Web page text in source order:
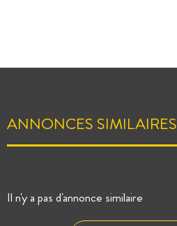
ANNONCES SIMILAIRES
Il n'y a pas d'annonce similaire